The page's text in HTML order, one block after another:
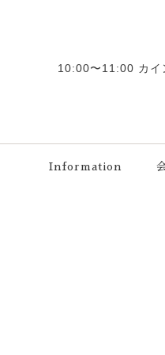
10:00〜11:00 カイ
Information